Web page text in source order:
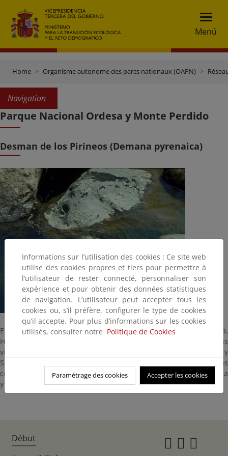
Menú
Home Organisme autonome des parcs nationaux (OAPN)
Navigation
Parque Nacional Ordesa y Monte Perdido
Desman de los Pirineos (Demana pyrenaica)
Es una especie de topo con la nariz alargada en forma de trompa.
Habita en la orilla de arroyos, afluentes de torrentes de aguas
vivas, sin sobrepasar los 1.200 metros de altitud, en los Pirineos y
Sistemas Central y Cantábrico. Se alimenta de pequeños
crustáceos, larvas de Tricópteros y Plecópteros que saca del agua
y después engulle.
Informations sur l’utilisation des cookies : Ce site web
utilise des cookies propres et tiers pour permettre à
l’utilisateur de rester connecté, personnaliser son
expérience et pour obtenir des données statistiques
de navigation. L’utilisateur peut accepter tous les
cookies ou, s’il préfère, configurer le type de cookies
qu’il accepte. Pour plus d’informations sur les cookies
utilisés, consulter notre Politique de Cookies
Paramétrage des cookies Accepter les cookies
Début